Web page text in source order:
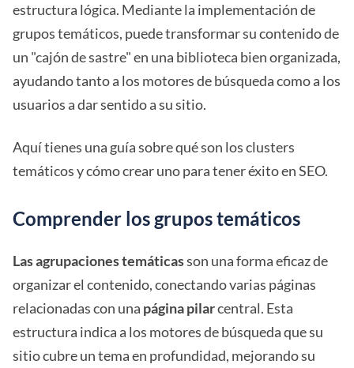
estructura lógica. Mediante la implementación de
grupos temáticos, puede transformar su contenido de
un "cajón de sastre" en una biblioteca bien organizada,
ayudando tanto a los motores de búsqueda como a los
usuarios a dar sentido a su sitio.
Aquí tienes una guía sobre qué son los clusters
temáticos y cómo crear uno para tener éxito en SEO.
Comprender los grupos temáticos
Las agrupaciones temáticasson una forma eficaz de
organizar el contenido, conectando varias páginas
relacionadas con una página pilarcentral. Esta
estructura indica a los motores de búsqueda que su
sitio cubre un tema en profundidad, mejorando su